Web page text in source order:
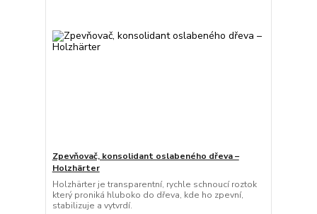
Zpevňovač, konsolidant oslabeného dřeva –
Holzhärter
Holzhärter je transparentní, rychle schnoucí roztok
který proniká hluboko do dřeva, kde ho zpevní,
stabilizuje a vytvrdí.